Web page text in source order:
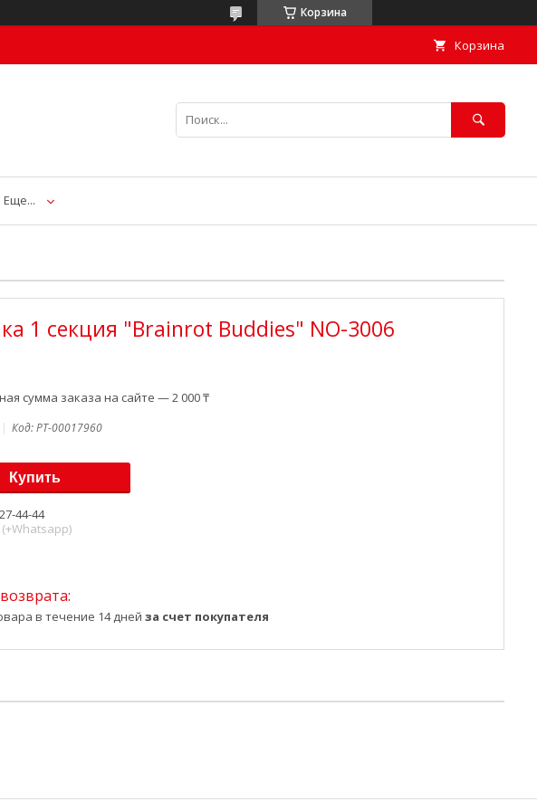
Корзина
Корзина
Еще...
1 секция "Brainrot Buddies" NO-3006
сумма заказа на сайте — 2 000 ₸
Код:PT-00017960
Купить
44-44
в течение 14 дней за счет покупателя